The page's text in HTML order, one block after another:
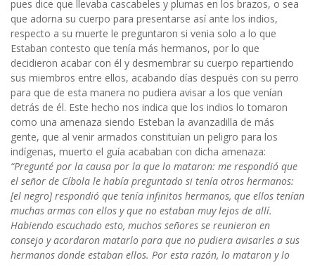
pues dice que llevaba cascabeles y plumas en los brazos, o sea
que adorna su cuerpo para presentarse así ante los indios,
respecto a su muerte le preguntaron si venia solo a lo que
Estaban contesto que tenía más hermanos, por lo que
decidieron acabar con él y desmembrar su cuerpo repartiendo
sus miembros entre ellos, acabando días después con su perro
para que de esta manera no pudiera avisar a los que venían
detrás de él. Este hecho nos indica que los indios lo tomaron
como una amenaza siendo Esteban la avanzadilla de más
gente, que al venir armados constituían un peligro para los
indígenas, muerto el guía acababan con dicha amenaza:
“Pregunté por la causa por la que lo mataron: me respondió que
el señor de Cíbola le había preguntado si tenía otros hermanos:
[el negro] respondió que tenía infinitos hermanos, que ellos tenían
muchas armas con ellos y que no estaban muy lejos de allí.
Habiendo escuchado esto, muchos señores se reunieron en
consejo y acordaron matarlo para que no pudiera avisarles a sus
hermanos donde estaban ellos. Por esta razón, lo mataron y lo